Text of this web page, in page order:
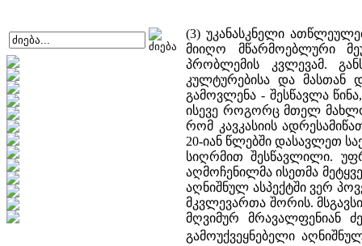
(3) უკანასკნელი
მიიღო მწარმოებლური
პრობლემის კვლევამ.
კულტურებისა და მასთან
გამოვლენა - შესწავლა
ისევე როგორც მთელ
რომ კავკასიის
20-იან წლებში დასავლეთ
სიღრმით შესწავლილი.
აღმოჩენილმა ისეთმა
აღნიშნულ ასპექტში ვერ
მკვლევართა შორის.
მღვიმურ მრავალფენიან
გამოუქვეყნებელი